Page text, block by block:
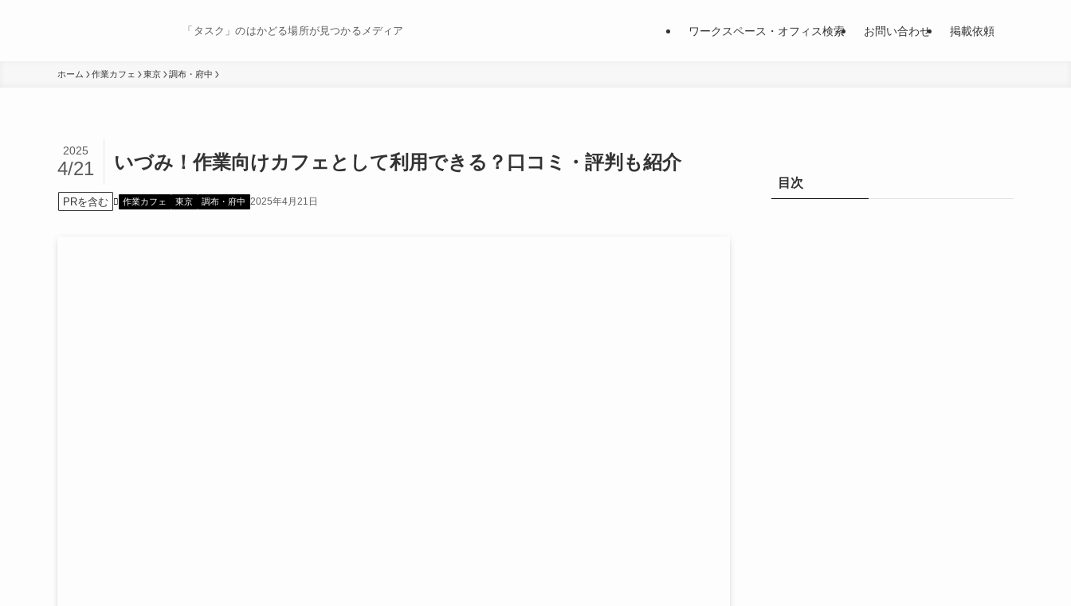
「タスク」のはかどる場所が見つかるメディア ワークスペース・オフィス検索 お問い合わせ 掲載依頼
ホーム 作業カフェ 東京 調布・府中
いづみ！作業向けカフェとして利用できる？口コミ・評判も紹介
2025
4/21
PRを含む 作業カフェ 東京 調布・府中 2025年4月21日
目次